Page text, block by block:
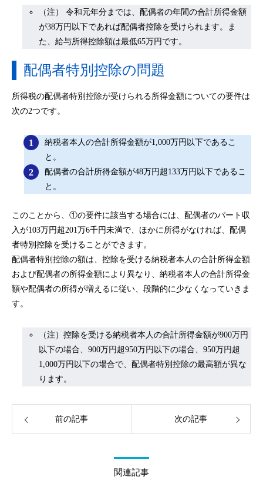
（注） 令和元年分までは、配偶者の年間の合計所得金額
が38万円以下であれば配偶者控除を受けられます。ま
た、給与所得控除額は最低65万円です。
配偶者特別控除の問題
所得税の配偶者特別控除が受けられる所得金額についての要件は
次の2つです。
納税者本人の合計所得金額が1,000万円以下であるこ
と。
配偶者の合計所得金額が48万円超133万円以下であるこ
と。
このことから、①の要件に該当する場合には、配偶者のパート収
入が103万円超201万6千円未満で、ほかに所得がなければ、配偶
者特別控除を受けることができます。
配偶者特別控除の額は、控除を受ける納税者本人の合計所得金額
および配偶者の所得金額により異なり、納税者本人の合計所得金
額や配偶者の所得が増えるに従い、段階的に少なくなっていきま
す。
（注）控除を受ける納税者本人の合計所得金額が900万円
以下の場合、900万円超950万円以下の場合、950万円超
1,000万円以下の場合で、配偶者特別控除の最高額が異な
ります。
前の記事 次の記事
関連記事